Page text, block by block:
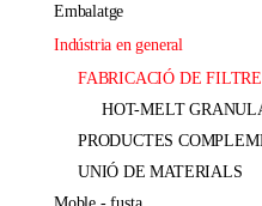
embalatge
indústria en general
FABRICACIÓ DE
HOT-MELT
PRODUCTES
UNIÓ DE MATERIALS